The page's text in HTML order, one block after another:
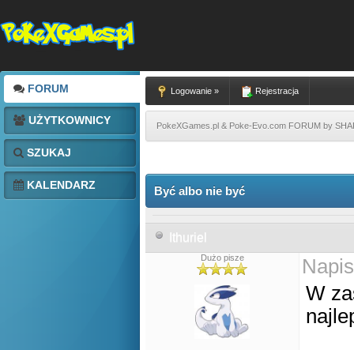
FORUM
UŻYTKOWNICY
SZUKAJ
KALENDARZ
Logowanie » Rejestracja
PokeXGames.pl & Poke-Evo.com FORUM by
Być albo nie być
Ithuriel
Dużo pisze
W